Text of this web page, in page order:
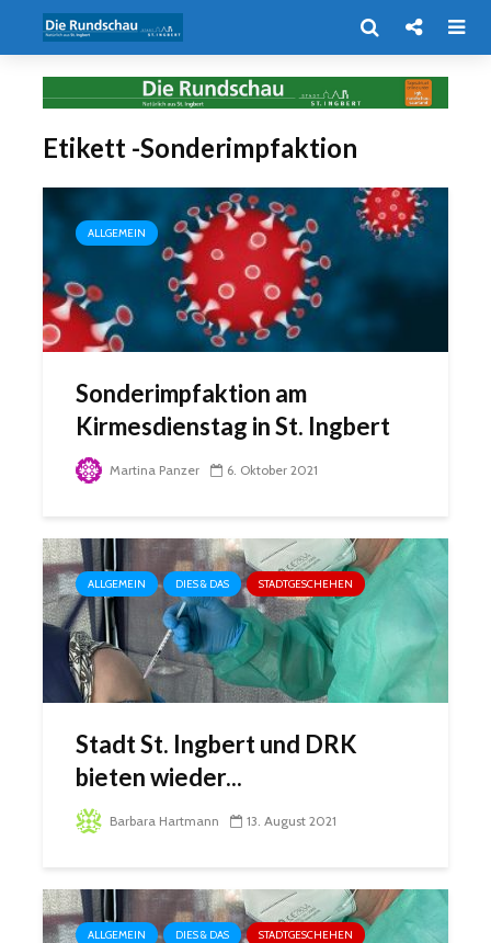
Etikett -Sonderimpfaktion
ALLGEMEIN
Sonderimpfaktion am
Kirmesdienstag in St. Ingbert
Martina Panzer 6. Oktober 2021
ALLGEMEIN DIES & DAS STADTGESCHEHEN
Stadt St. Ingbert und DRK
bieten wieder...
Barbara Hartmann 13. August 2021
ALLGEMEIN DIES & DAS STADTGESCHEHEN